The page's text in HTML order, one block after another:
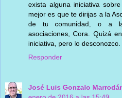
exista alguna iniciativa
mejor es que te dirijas a la
de tu comunidad, o a
asociaciones, Cora. Quizá
iniciativa, pero lo
Responder
José Luis Gonzalo